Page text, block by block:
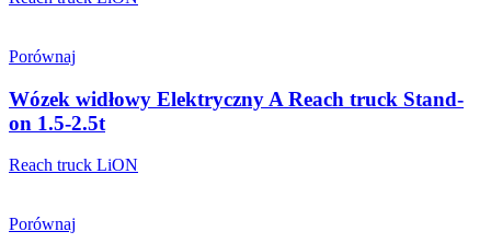
Porównaj
Wózek widłowy Elektryczny A Reach truck Stand-
on 1.5-2.5t
Reach truck LiON
Porównaj